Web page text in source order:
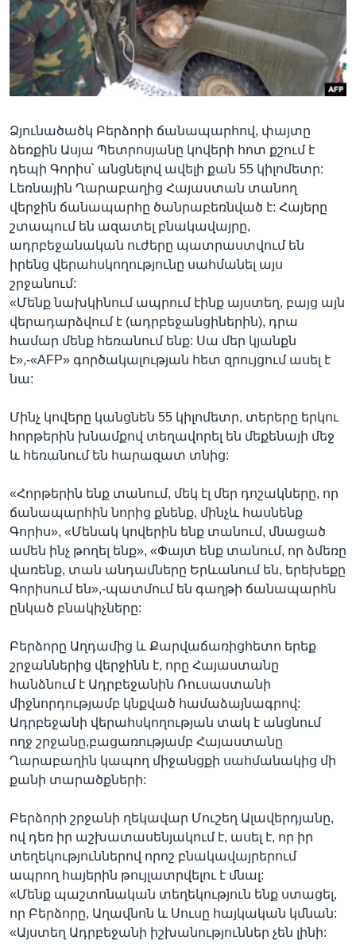
Լեզուներ
Ձյունածածկ Բերձորի ճանապարհով, փայտը
ձեռքին Ասյա Պետրոսյանը կովերի հոտ քշում է
դեպի Գորիս՝ անցնելով ավելի քան 55 կիլոմետր:
Լեռնային Ղարաբաղից Հայաստան տանող
վերջին ճանապարհը ծանրաբեռնված է: Հայերը
շտապում են ազատել բնակավայրը,
ադրբեջանական ուժերը պատրաստվում են
իրենց վերահսկողությունը սահմանել այս
շրջանում:
«Մենք նախկինում ապրում էինք այստեղ, բայց այն
վերադարձվում է (ադրբեջանցիներին), դրա
համար մենք հեռանում ենք: Սա մեր կյանքն
է»,-«AFP» գործակալության հետ զրույցում ասել է
նա:
Մինչ կովերը կանցնեն 55 կիլոմետր, տերերը երկու
հորթերին խնամքով տեղավորել են մեքենայի մեջ
և հեռանում են հարազատ տնից:
«Հորթերին ենք տանում, մեկ էլ մեր դոշակները, որ
ճանապարհին նորից քնենք, մինչև հասնենք
Գորիս», «Մենակ կովերին ենք տանում, մնացած
ամեն ինչ թողել ենք», «Փայտ ենք տանում, որ ձմեռը
վառենք, տան անդամները Երևանում են, երեխեքը
Գորիսում են»,-պատմում են գաղթի ճանապարհն
ընկած բնակիչները:
Բերձորը Աղդամից և Քարվաճառիցհետո երեք
շրջաններից վերջինն է, որը Հայաստանը
հանձնում է Ադրբեջանին Ռուսաստանի
միջնորդությամբ կնքված համաձայնագրով:
Ադրբեջանի վերահսկողության տակ է անցնում
ողջ շրջանը,բացառությամբ Հայաստանը
Ղարաբաղին կապող միջանցքի սահմանակից մի
քանի տարածքների:
Բերձորի շրջանի ղեկավար Մուշեղ Ալավերդյանը,
ով դեռ իր աշխատասենյակում է, ասել է, որ իր
տեղեկություններով որոշ բնակավայրերում
ապրող հայերին թույլատրվելու է մնալ:
«Մենք պաշտոնական տեղեկություն ենք ստացել,
որ Բերձորը, Աղավնոն և Սուսը հայկական կմնան:
«Այստեղ Ադրբեջանի իշխանություններ չեն լինի: